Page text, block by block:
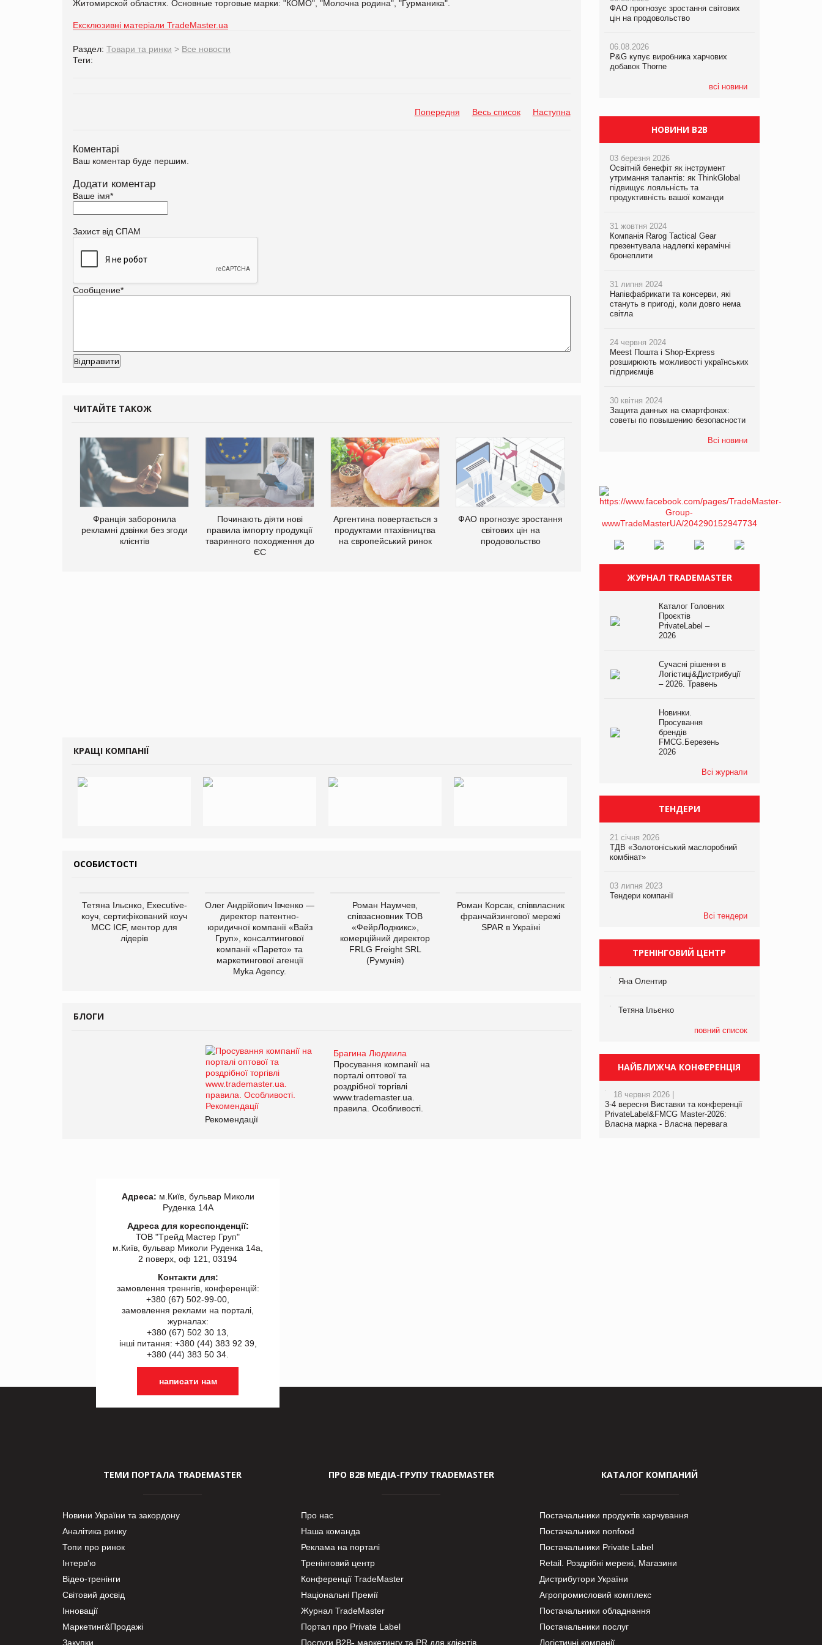
Житомирской областях. Основные торговые марки: "КОМО", "Молочна родина", "Гурманика".
Ексклюзивні матеріали TradeMaster.ua
Раздел: Товари та ринки > Все новости
Теги:
Попередня Весь список Наступна
Коментарі
Ваш коментар буде першим.
Додати коментар
Ваше імя*
Захист від СПАМ
Сообщение*
ЧИТАЙТЕ ТАКОЖ
Франція заборонила
рекламні дзвінки без згоди
клієнтів
Починають діяти нові
правила імпорту продукції
тваринного походження до
ЄС
Аргентина повертається з
продуктами птахівництва
на європейський ринок
ФАО прогнозує зростання
світових цін на
продовольство
P&G купує виробника
харчових добавок Thorne
Bosch заявила про повне
знищення своєї продукції
на складі після російської
КРАЩІ КОМПАНІЇ
ОСОБИСТОСТІ
Тетяна Ільєнко, Executive-
коуч, сертифікований коуч
МСС ICF, ментор для
лідерів
Олег Андрійович Івченко —
директор патентно-
юридичної компанії «Вайз
Груп», консалтингової
компанії «Парето» та
маркетингової агенції
Myka Agency.
Роман Наумчев,
співзасновник ТОВ
«ФейрЛоджикс»,
комерційний директор
FRLG Freight SRL
(Румунія)
Роман Корсак, співвласник
франчайзингової мережі
SPAR в Україні
виробництва
компанії «УкраМарин»
БЛОГИ
Брагина Людмила
Просування компанії на
порталі оптової та
роздрібної торгівлі
www.trademaster.ua.
правила. Особливості.
Рекомендації
ФАО прогнозує зростання світових
цін на продовольство
06.08.2026
P&G купує виробника харчових
добавок Thorne
всі новини
ФАО прогнозує зростання світових
цін на продовольство
06.08.2026
P&G купує виробника харчових
добавок Thorne
ФАО прогнозує зростання світових
цін на продовольство
06.08.2026
P&G купує виробника харчових
добавок Thorne
НОВИНИ B2B
03 березня 2026
Освітній бенефіт як інструмент
утримання талантів: як ThinkGlobal
підвищує лояльність та
продуктивність вашої команди
31 жовтня 2024
Компанія Rarog Tactical Gear
презентувала надлегкі керамічні
бронеплити
31 липня 2024
Напівфабрикати та консерви, які
стануть в пригоді, коли довго нема
світла
24 червня 2024
Meest Пошта і Shop-Express
розширюють можливості українських
підприємців
30 квітня 2024
Защита данных на смартфонах:
советы по повышению безопасности
Всі новини
ЖУРНАЛ TRADEMASTER
Каталог Головних
Проєктів
PrivateLabel –
2026
Сучасні рішення в
Логістиці&Дистрибуції
– 2026. Травень
Новинки.
Просування
брендів
FMCG.Березень
2026
Всі журнали
ТЕНДЕРИ
21 січня 2026
ТДВ «Золотоніський маслоробний
комбінат»
03 липня 2023
Тендери компанії
Всі тендери
ТРЕНІНГОВИЙ ЦЕНТР
Яна Олентир
Тетяна Ільєнко
повний список
НАЙБЛИЖЧА КОНФЕРЕНЦІЯ
18 червня 2026 |
3-4 вересня Виставки та конференції
PrivateLabel&FMCG Master-2026:
Власна марка - Власна перевага
Адреса: м.Київ, бульвар Миколи
Руденка 14А
Адреса для кореспонденції:
ТОВ "Tрейд Мастер Груп"
м.Київ, бульвар Миколи Руденка 14а,
2 поверх, оф 121, 03194
Контакти для:
замовлення треннгів, конференцій:
+380 (67) 502-99-00,
замовлення реклами на порталі,
журналах:
+380 (67) 502 30 13,
інші питання: +380 (44) 383 92 39,
+380 (44) 383 50 34.
написати нам
ТЕМИ ПОРТАЛА TRADEMASTER
Новини України та закордону
Аналітика ринку
Топи про ринок
Інтерв’ю
Відео-тренінги
Світовий досвід
Інновації
Маркетинг&Продажі
Закупки
ПРО В2В МЕДІА-ГРУПУ TRADEMASTER
Про нас
Наша команда
Реклама на порталі
Тренінговий центр
Конференції TradeMaster
Національні Премії
Журнал TradeMaster
Портал про Private Label
Послуги В2В- маркетингу та PR для клієнтів
КАТАЛОГ КОМПАНИЙ
Постачальники продуктів харчування
Постачальники nonfood
Постачальники Private Label
Retail. Роздрібні мережі, Магазини
Дистрибутори України
Агропромисловий комплекс
Постачальники обладнання
Постачальники послуг
Логістичні компанії